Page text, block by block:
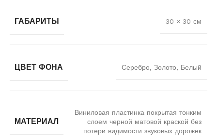
ГАБАРИТЫ 30 × 30 см
ЦВЕТ ФОНА Серебро, Золото, Белый
МАТЕРИАЛ
Виниловая пластинка покрытая тонким
слоем черной матовой краской без
потери видимости звуковых дорожек